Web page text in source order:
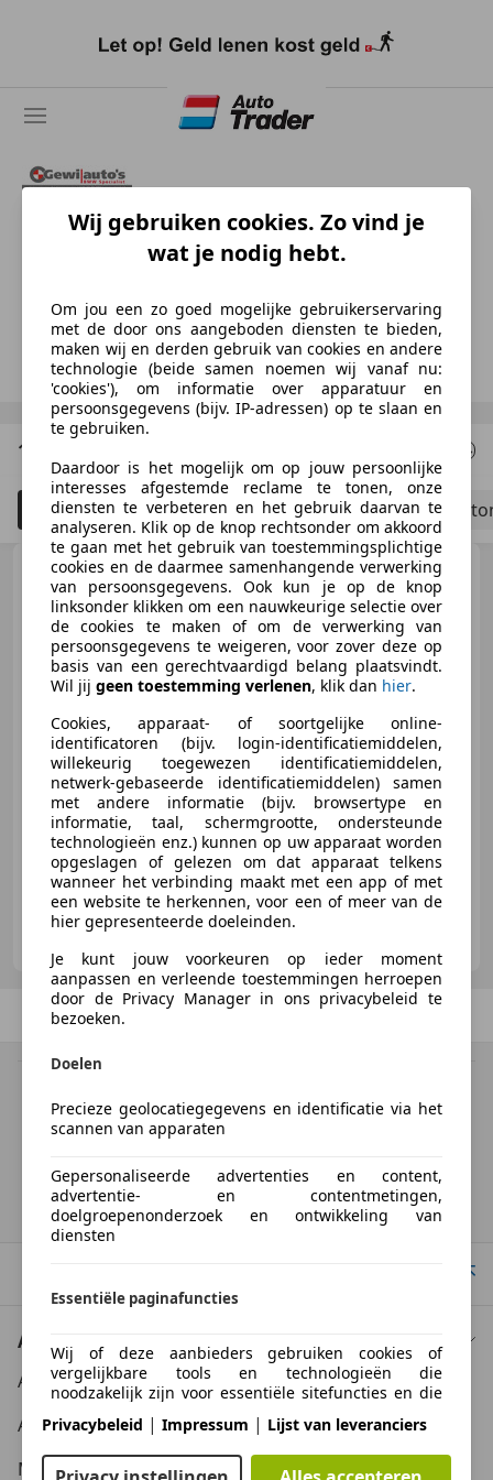
naar
Gewi Auto's
Gerrit Wijnstekers
Toon nummer
1 Resultaten
Filteren 5 Bedrijfswagen Schadeauto's
Land Rover Defender
D200 90 MHEV SE
€ 46.999
03/2021 118.907 km Diesel
147 kW (200 PK)
Gewi Auto's
Vorige 1 Volgende
Specificatie van de fabrikant voor nieuwe voertuigen. Afhankelijk van de
kilometerstand, het rijgedrag, de leeftijd van de batterij en het
Homepage
Auto kopen
Auto kooptips
Auto zoektips
Meer informatie
Wij gebruiken cookies. Zo vind je
wat je nodig hebt.
Om jou een zo goed mogelijke gebruikerservaring
met de door ons aangeboden diensten te bieden,
maken wij en derden gebruik van cookies en andere
technologie (beide samen noemen wij vanaf nu:
'cookies'), om informatie over apparatuur en
persoonsgegevens (bijv. IP-adressen) op te slaan en
te gebruiken.
Daardoor is het mogelijk om op jouw persoonlijke
interesses afgestemde reclame te tonen, onze
diensten te verbeteren en het gebruik daarvan te
analyseren. Klik op de knop rechtsonder om akkoord
te gaan met het gebruik van toestemmingsplichtige
cookies en de daarmee samenhangende verwerking
van persoonsgegevens. Ook kun je op de knop
linksonder klikken om een nauwkeurige selectie over
de cookies te maken of om de verwerking van
persoonsgegevens te weigeren, voor zover deze op
basis van een gerechtvaardigd belang plaatsvindt.
Wil jij geen toestemming verlenen, klik dan hier.
Cookies, apparaat- of soortgelijke online-
identificatoren (bijv. login-identificatiemiddelen,
willekeurig toegewezen identificatiemiddelen,
netwerk-gebaseerde identificatiemiddelen) samen
met andere informatie (bijv. browsertype en
informatie, taal, schermgrootte, ondersteunde
technologieën enz.) kunnen op uw apparaat worden
opgeslagen of gelezen om dat apparaat telkens
wanneer het verbinding maakt met een app of met
een website te herkennen, voor een of meer van de
hier gepresenteerde doeleinden.
Je kunt jouw voorkeuren op ieder moment
aanpassen en verleende toestemmingen herroepen
door de Privacy Manager in ons privacybeleid te
bezoeken.
Doelen
Precieze geolocatiegegevens en identificatie via het
scannen van apparaten
Gepersonaliseerde advertenties en content,
advertentie- en contentmetingen,
doelgroepenonderzoek en ontwikkeling van
diensten
Essentiële paginafuncties
Wij of deze aanbieders gebruiken cookies of
vergelijkbare tools en technologieën die
noodzakelijk zijn voor essentiële sitefuncties en die
de goede werking van de website garanderen. Ze
worden doorgaans gebruikt als reactie op
gebruikersactiviteit om belangrijke functies mogelijk
te maken, zoals het instellen en beheren van
Privacybeleid | Impressum | Lijst van leveranciers